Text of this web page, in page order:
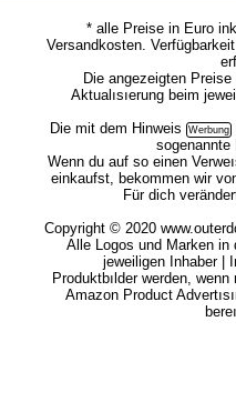
* alle Preise in Euro
Versandkosten.
Die angezeigten
Aktualısıerung beim
Die mit dem Hinweis
sogenannte
Wenn du auf so einen
einkaufst, bekommen wir
Für dich
Copyright © 2020
Alle Logos und Marken in
jeweiligen Inhaber |
Produktbılder werden,
Amazon Product